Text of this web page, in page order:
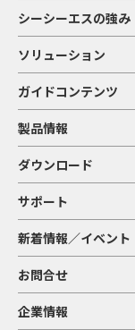
シーシーエスの強み
ソリューション
ガイドコンテンツ
製品情報
ダウンロード
サポート
新着情報／イベント
お問合せ
企業情報